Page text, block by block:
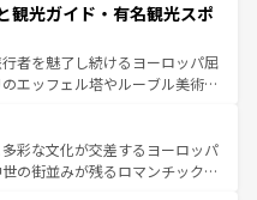
忘れられない旅をしてみよう！
は
情熱的なフラメンコ、熱気あふ
タパスが生活の一部となってい
された雰囲気や、バルセロナの
地方では古代ローマ遺跡や中世
気候が異なるスペインはその個
性で訪れる人を魅了する。 なお、新着のスペイン情報は コ
しい。
観光ガイド・有名観光スポ
者を魅了し続けるヨーロッパ屈
エッフェル塔やルーブル美術館
いる。華麗な宮殿、歴史的な大
て豊かな自然が、訪れる者を心
ンスは美食の国としても知ら
彩な文化が交差するヨーロッパ
の街並みが残るロマンチック街